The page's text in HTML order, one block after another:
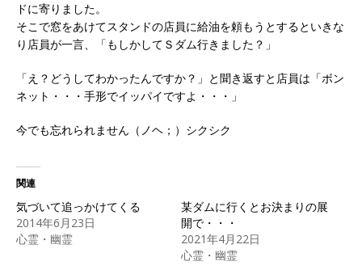
ドに寄りました。
そこで窓をあけてスタンドの店員に給油を頼もうとするといきな
り店員が一言、「もしかしてＳダム行きました？」
「え？どうしてわかったんですか？」と聞き返すと店員は「ボン
ネット・・・手形でイッパイですよ・・・」
今でも忘れられません（ノヘ；）シクシク
関連
気づいて追っかけてくる
2014年6月23日
心霊・幽霊
某ダムに行くとお決まりの展
開で・・・
2021年4月22日
心霊・幽霊